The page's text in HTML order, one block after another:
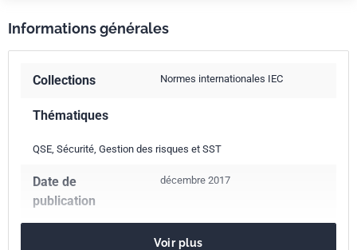
Informations générales
Collections Normes internationales IEC
Thématiques
QSE, Sécurité, Gestion des risques et SST
Date de
publication
décembre 2017
Voir plus